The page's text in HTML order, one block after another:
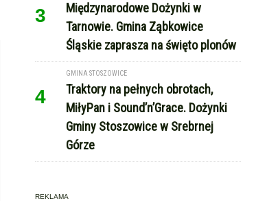
3
Międzynarodowe Dożynki w
Tarnowie. Gmina Ząbkowice
Śląskie zaprasza na święto plonów
4
GMINA STOSZOWICE
Traktory na pełnych obrotach,
MiłyPan i Sound’n’Grace. Dożynki
Gminy Stoszowice w Srebrnej
Górze
REKLAMA